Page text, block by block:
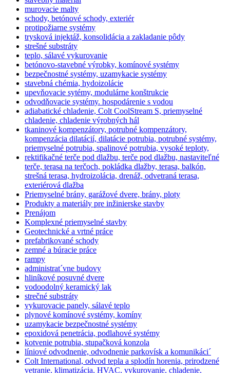
murovacie malty
schody, betónové schody, exteriér
protipožiarne systémy
trysková injektáž, konsolidácia a zakladanie pôdy
strešné substráty
teplo, sálavé vykurovanie
betónovo-stavebné výrobky, komínové systémy
bezpečnostné systémy, uzamykacie systémy
stavebná chémia, hydoizolácie
upevňovacie sytémy, modulárne konštrukcie
odvodňovacie systémy. hospodárenie s vodou
adiabatické chladenie, Colt CoolStream S, priemyselné
chladenie, chladenie výrobných hál
tkaninové kompenzátory, potrubné kompenzátory,
kompenzácia dilatácií, dilatácie potrubia, potrubné systémy,
priemyselné potrubia, spalinové potrubia, vysoké teploty,
rektifikačné terče pod dlažbu, terče pod dlažbu, nastaviteľné
terče, terasa na terčoch, pokládka dlažby, terasa, balkón,
strešná terasa, hydroizolácia, drenáž, odvetraná terasa,
exteriérová dlažba
Priemyselné brány, garážové dvere, brány, ploty
Produkty a materiály pre inžinierske stavby
Prenájom
Komplexné priemyselné stavby
Geotechnické a vrtné práce
prefabrikované schody
zemné a búracie práce
rampy
administrat´vne budovy
hliníkové posuvné dvere
vodoodolný keramický lak
strečné substráty
vykurovacie panely, sálavé teplo
plynové komínové systémy, komíny
uzamykacie bezpečnostné systémy
epoxidová penetrácia, podlahové systémy
kotvenie potrubia, stupačková konzola
líniové odvodnenie, odvodnenie parkovísk a komunikáci´
Colt International, odvod tepla a splodín horenia, prirodzené
vetranie, klimatizácia, HVAC, vykurovanie, chladenie,